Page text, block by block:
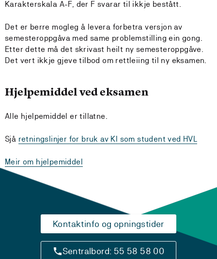
Karakterskala A-F, der F svarar til ikkje bestått.
Det er berre mogleg å levera forbetra versjon av
semesteroppgåva med same problemstilling ein gong.
Etter dette må det skrivast heilt ny semesteroppgåve.
Det vert ikkje gjeve tilbod om rettleiing til ny eksamen.
Hjelpemiddel ved eksamen
Alle hjelpemiddel er tillatne.
Sjå retningslinjer for bruk av KI som student ved HVL
Meir om hjelpemiddel
Kontaktinfo og opningstider
Sentralbord: 55 58 58 00